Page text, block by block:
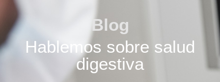
Blog
Hablemos sobre salud
digestiva